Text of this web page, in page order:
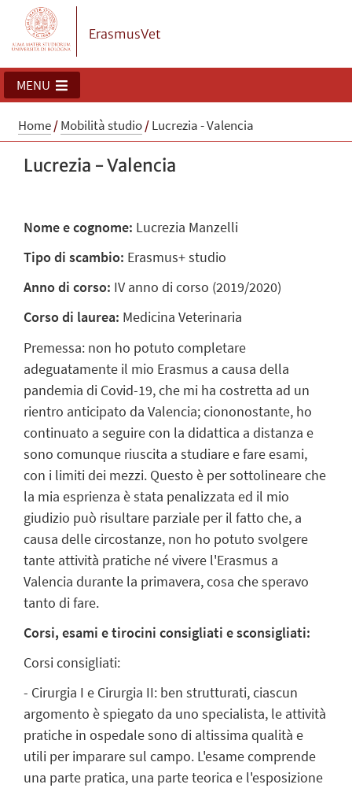
ErasmusVet
MENU
Home/Mobilità studio/Lucrezia - Valencia
Lucrezia - Valencia
Nome e cognome: Lucrezia Manzelli
Tipo di scambio: Erasmus+ studio
Anno di corso: IV anno di corso (2019/2020)
Corso di laurea: Medicina Veterinaria
Premessa: non ho potuto completare
adeguatamente il mio Erasmus a causa della
pandemia di Covid-19, che mi ha costretta ad un
rientro anticipato da Valencia; ciononostante, ho
continuato a seguire con la didattica a distanza e
sono comunque riuscita a studiare e fare esami,
con i limiti dei mezzi. Questo è per sottolineare che
la mia esprienza è stata penalizzata ed il mio
giudizio può risultare parziale per il fatto che, a
causa delle circostanze, non ho potuto svolgere
tante attività pratiche né vivere l'Erasmus a
Valencia durante la primavera, cosa che speravo
tanto di fare.
Corsi, esami e tirocini consigliati e sconsigliati:
Corsi consigliati:
- Cirurgia I e Cirurgia II: ben strutturati, ciascun
argomento è spiegato da uno specialista, le attività
pratiche in ospedale sono di altissima qualità e
utili per imparare sul campo. L'esame comprende
una parte pratica, una parte teorica e l'esposizione